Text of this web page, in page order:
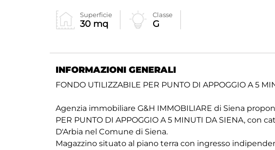
Superficie
30 mq
Classe
G
INFORMAZIONI GENERALI
FONDO UTILIZZABILE PER PUNTO DI APPOGGIO A 5
Agenzia immobiliare G&H IMMOBILIARE di Siena
PER PUNTO DI APPOGGIO A 5 MINUTI DA SIENA, con
D'Arbia nel Comune di Siena.
Magazzino situato al piano terra con ingresso